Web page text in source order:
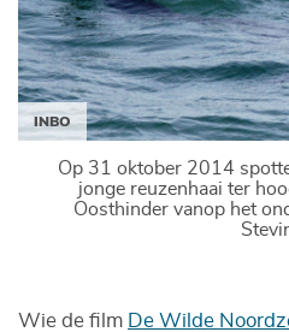
INBO
Op 31 oktober 2014
jonge reuzenhaai ter
Oosthinder vanop het
Wie de film De Wilde